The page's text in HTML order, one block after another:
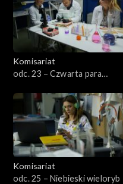
Komisariat
odc. 23 – Czwarta para
Komisariat
odc. 25 – Niebieski wieloryb